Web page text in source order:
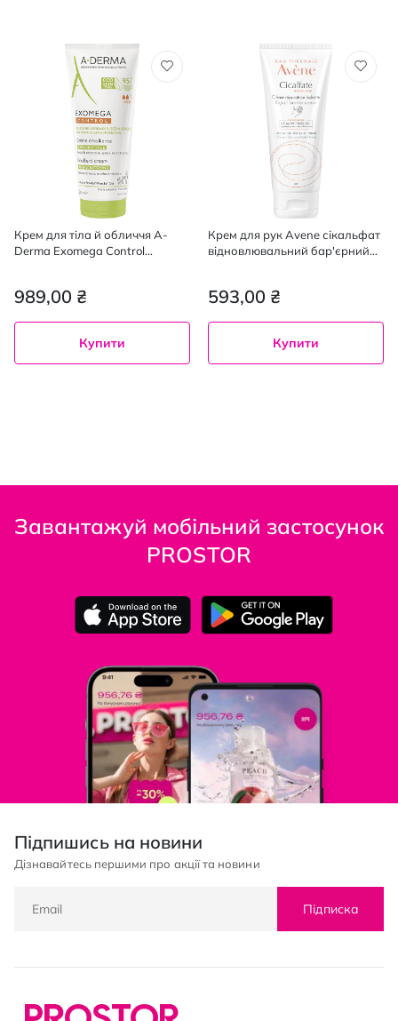
Крем для тіла й обличчя A-
Derma Exomega Control
989,00 ₴
Купити
Крем для рук Avene сікальфат
відновлювальний бар'єрний
593,00 ₴
Купити
Завантажуй мобільний застосунок
PROSTOR
Підпишись на новини
Дізнавайтесь першими про акції та новини
Підписка